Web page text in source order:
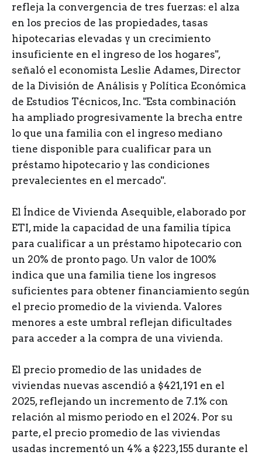
refleja la convergencia de tres fuerzas: el alza
en los precios de las propiedades, tasas
hipotecarias elevadas y un crecimiento
insuficiente en el ingreso de los hogares",
señaló el economista Leslie Adames, Director
de la División de Análisis y Política Económica
de Estudios Técnicos, Inc. "Esta combinación
ha ampliado progresivamente la brecha entre
lo que una familia con el ingreso mediano
tiene disponible para cualificar para un
préstamo hipotecario y las condiciones
prevalecientes en el mercado".
El Índice de Vivienda Asequible, elaborado por
ETI, mide la capacidad de una familia típica
para cualificar a un préstamo hipotecario con
un 20% de pronto pago. Un valor de 100%
indica que una familia tiene los ingresos
suficientes para obtener financiamiento según
el precio promedio de la vivienda. Valores
menores a este umbral reflejan dificultades
para acceder a la compra de una vivienda.
El precio promedio de las unidades de
viviendas nuevas ascendió a $421,191 en el
2025, reflejando un incremento de 7.1% con
relación al mismo periodo en el 2024. Por su
parte, el precio promedio de las viviendas
usadas incrementó un 4% a $223,155 durante el